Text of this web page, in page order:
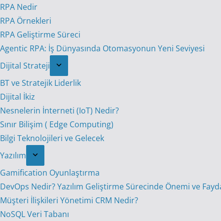
RPA Nedir
RPA Örnekleri
RPA Geliştirme Süreci
Agentic RPA: İş Dünyasında Otomasyonun Yeni Seviyesi
Dijital Strateji
BT ve Stratejik Liderlik
Dijital İkiz
Nesnelerin İnterneti (IoT) Nedir?
Sınır Bilişim ( Edge Computing)
Bilgi Teknolojileri ve Gelecek
Yazılım
Gamification Oyunlaştırma
DevOps Nedir? Yazılım Geliştirme Sürecinde Önemi ve
Müşteri İlişkileri Yönetimi CRM Nedir?
NoSQL Veri Tabanı